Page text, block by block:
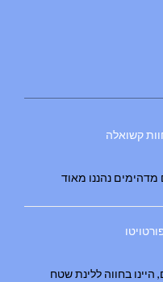
קשואלה
נהננו מאוד
היינו בחווה ללינת שטח